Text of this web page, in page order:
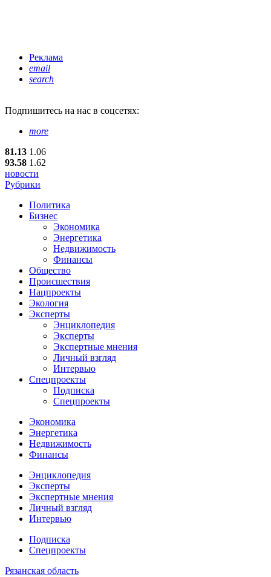
Реклама
email
search
Подпишитесь на нас в соцсетях:
more
81.13 1.06
93.58 1.62
новости
Рубрики
Политика
Бизнес
Экономика
Энергетика
Недвижимость
Финансы
Общество
Происшествия
Нацпроекты
Экология
Эксперты
Энциклопедия
Эксперты
Экспертные мнения
Личный взгляд
Интервью
Спецпроекты
Подписка
Спецпроекты
Экономика
Энергетика
Недвижимость
Финансы
Энциклопедия
Эксперты
Экспертные мнения
Личный взгляд
Интервью
Подписка
Спецпроекты
Рязанская область